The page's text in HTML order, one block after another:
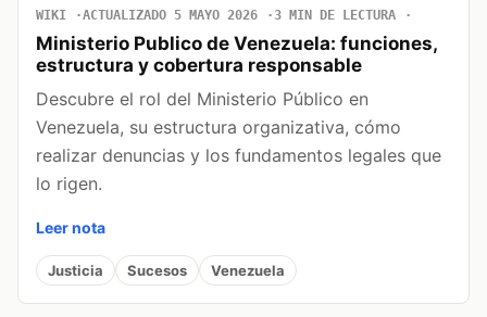
WIKI ACTUALIZADO 5 MAYO 2026 3 MIN DE LECTURA
Ministerio Publico de Venezuela: funciones,
estructura y cobertura responsable
Descubre el rol del Ministerio Público en
Venezuela, su estructura organizativa, cómo
realizar denuncias y los fundamentos legales que
lo rigen.
Leer nota
Justicia Sucesos Venezuela